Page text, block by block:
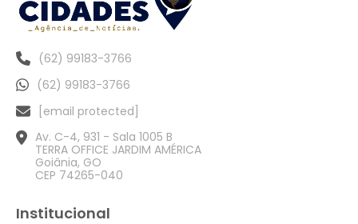
(62) 99183-3766
(62) 99183-3766
[email protected]
Av. C-4, 931 - Sala 1005 B
TERRA OFFICE JARDIM AMÉRICA
Goiânia, GO
CEP 74265-040
Institucional